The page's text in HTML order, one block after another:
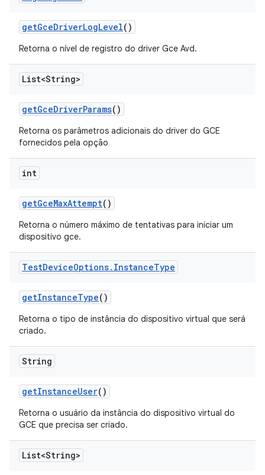
getGceDriverLogLevel()
Retorna o nível de registro do driver Gce Avd.
List<String>
getGceDriverParams()
Retorna os parâmetros adicionais do driver do GCE
fornecidos pela opção
int
getGceMaxAttempt()
Retorna o número máximo de tentativas para iniciar um
dispositivo gce.
TestDeviceOptions. InstanceType
getInstanceType()
Retorna o tipo de instância do dispositivo virtual que será
criado.
String
getInstanceUser()
Retorna o usuário da instância do dispositivo virtual do
GCE que precisa ser criado.
List<String>